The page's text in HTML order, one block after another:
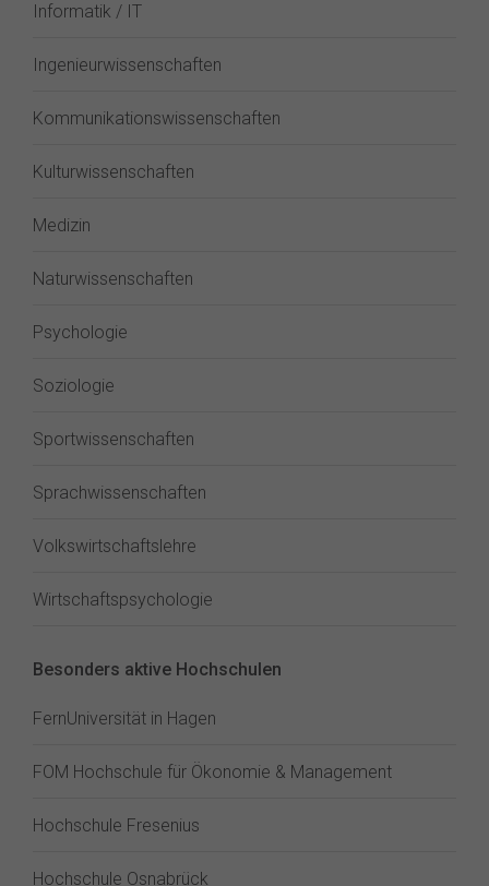
Informatik / IT
Ingenieurwissenschaften
Kommunikationswissenschaften
Kulturwissenschaften
Medizin
Naturwissenschaften
Psychologie
Soziologie
Sportwissenschaften
Sprachwissenschaften
Volkswirtschaftslehre
Wirtschaftspsychologie
Besonders aktive Hochschulen
FernUniversität in Hagen
FOM Hochschule für Ökonomie & Management
Hochschule Fresenius
Hochschule Osnabrück